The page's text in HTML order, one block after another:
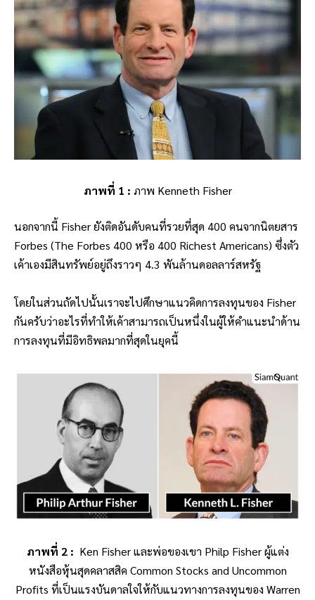
ภาพที่ 1 : ภาพ Kenneth Fisher
นอกจากนี้ Fisher ยังติดอันดับคนที่รวยที่สุด 400 คนจากนิตยสาร
Forbes (The Forbes 400 หรือ 400 Richest Americans) ซึ่งตัว
เค้าเองมีสินทรัพย์อยู่ถึงราวๆ 4.3 พันล้านดอลลาร์สหรัฐ
โดยในส่วนถัดไปนั้นเราจะไปศึกษาแนวคิดการลงทุนของ Fisher
กันครับว่าอะไรที่ทำให้เค้าสามารถเป็นหนึ่งในผู้ให้คำแนะนำด้าน
การลงทุนที่มีอิทธิพลมากที่สุดในยุคนี้
ภาพที่ 2 : Ken Fisher และพ่อของเขา Philp Fisher ผู้แต่ง
หนังสือหุ้นสุดคลาสสิค Common Stocks and Uncommon
Profits ที่เป็นแรงบันดาลใจให้กับแนวทางการลงทุนของ Warren